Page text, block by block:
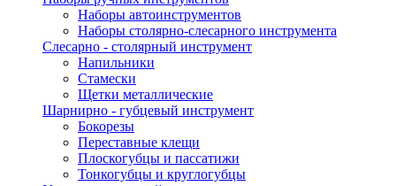
Наборы автоинструментов
Наборы столярно-слесарного инструмента
Слесарно - столярный инструмент
Напильники
Стамески
Щетки металлические
Шарнирно - губцевый инструмент
Бокорезы
Переставные клещи
Плоскогубцы и пассатижи
Тонкогубцы и круглогубцы